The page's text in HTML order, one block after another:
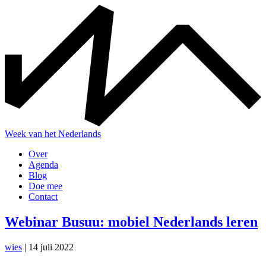
Week van het Nederlands
Over
Agenda
Blog
Doe mee
Contact
Webinar Busuu: mobiel Nederlands leren
wies | 14 juli 2022